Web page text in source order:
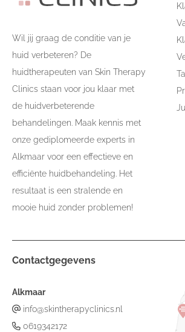
Wil jij graag de conditie van je
huid verbeteren? De
huidtherapeuten van Skin Therapy
Clinics staan voor jou klaar met
de huidverbeterende
behandelingen. Maak kennis met
onze gediplomeerde experts in
Alkmaar voor een effectieve en
efficiënte huidbehandeling. Het
resultaat is een stralende en
mooie huid zonder problemen!
Contactgegevens
Alkmaar
info@skintherapyclinics.nl
0619342172